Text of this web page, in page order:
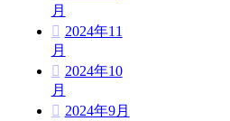
月
2024年11
月
2024年10
月
2024年9月